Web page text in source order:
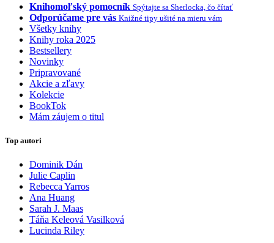
Knihomoľský pomocník Spýtajte sa Sherlocka, čo čítať
Odporúčame pre vás Knižné tipy ušité na mieru vám
Všetky knihy
Knihy roka 2025
Bestsellery
Novinky
Pripravované
Akcie a zľavy
Kolekcie
BookTok
Mám záujem o titul
Top autori
Dominik Dán
Julie Caplin
Rebecca Yarros
Ana Huang
Sarah J. Maas
Táňa Keleová Vasilková
Lucinda Riley